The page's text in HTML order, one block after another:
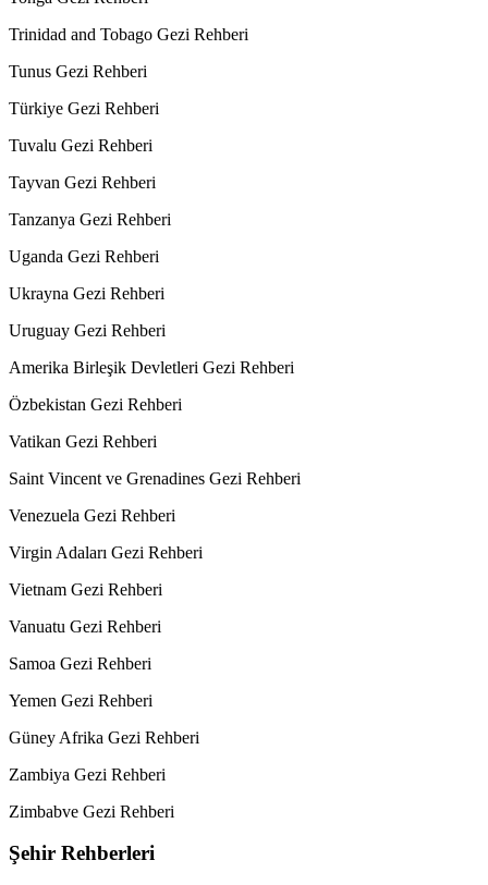
Trinidad and Tobago Gezi Rehberi
Tunus Gezi Rehberi
Türkiye Gezi Rehberi
Tuvalu Gezi Rehberi
Tayvan Gezi Rehberi
Tanzanya Gezi Rehberi
Uganda Gezi Rehberi
Ukrayna Gezi Rehberi
Uruguay Gezi Rehberi
Amerika Birleşik Devletleri Gezi Rehberi
Özbekistan Gezi Rehberi
Vatikan Gezi Rehberi
Saint Vincent ve Grenadines Gezi Rehberi
Venezuela Gezi Rehberi
Virgin Adaları Gezi Rehberi
Vietnam Gezi Rehberi
Vanuatu Gezi Rehberi
Samoa Gezi Rehberi
Yemen Gezi Rehberi
Güney Afrika Gezi Rehberi
Zambiya Gezi Rehberi
Zimbabve Gezi Rehberi
Şehir Rehberleri